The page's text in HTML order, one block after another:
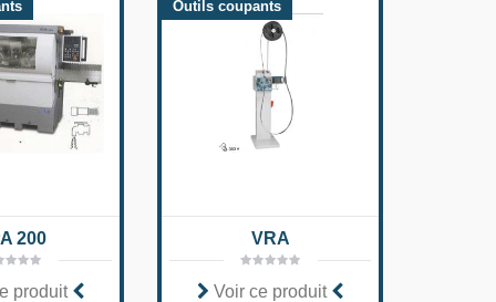
200
produit
Outils coupants
VRA
Voir ce produit